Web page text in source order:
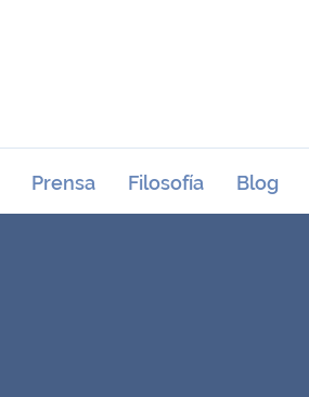
Prensa Filosofía Blog